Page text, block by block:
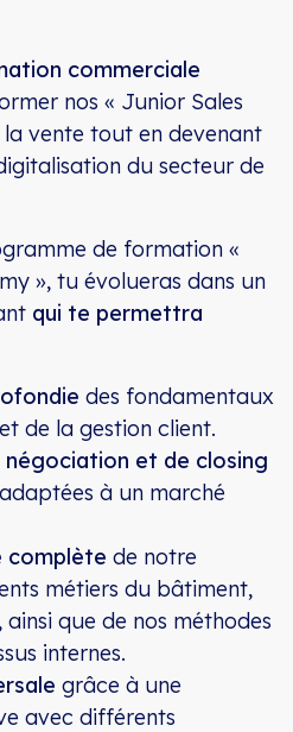
commerciale
nos « Junior Sales
la vente tout en devenant
du secteur de
de formation «
», tu évolueras dans un
qui te permettra
des fondamentaux
de la gestion client.
négociation et de closing
à un marché
complète de notre
métiers du bâtiment,
que de nos méthodes
internes.
grâce à une
avec différents